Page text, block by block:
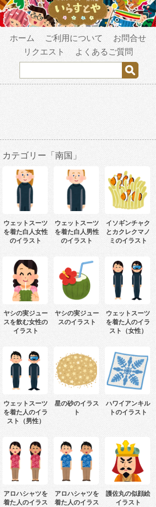
ホーム ご利用について
お問合せ
リクエスト
よくあるご質問
カテゴリー「南国」
ウェットスーツ
を着た白人女性
のイラスト
ウェットスーツ
を着た白人男性
のイラスト
イソギンチャク
とカクレクマノ
ミのイラスト
ヤシの実ジュー
スを飲む女性の
イラスト
ヤシの実ジュー
スのイラスト
ウェットスーツ
を着た人のイラ
スト（女性）
ウェットスーツ
を着た人のイラ
スト（男性）
星の砂のイラス
ト
ハワイアンキル
トのイラスト
アロハシャツを
着た人のイラス
アロハシャツを
着た人のイラス
護佐丸の似顔絵
イラスト